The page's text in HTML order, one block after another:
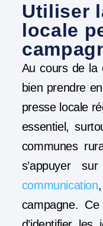
Utiliser
locale
Au cours de la
bien prendre
presse locale
essentiel,
communes
s’appuyer
communication
campagne.